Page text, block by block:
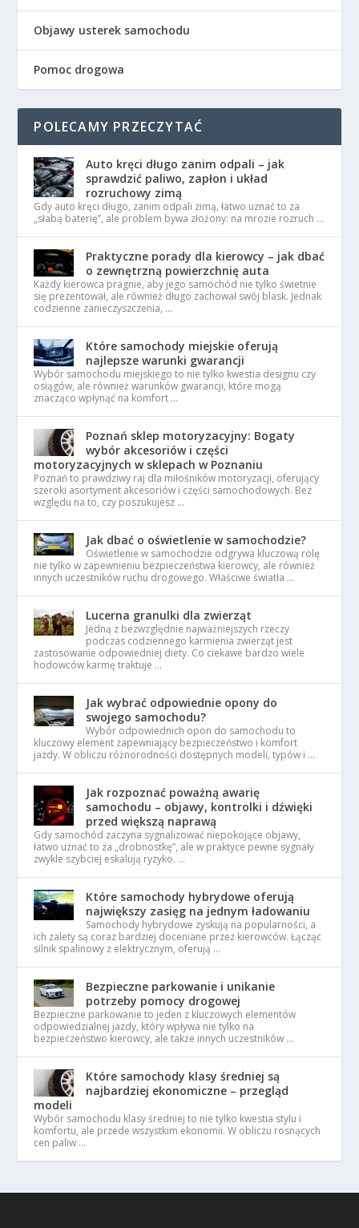
Objawy usterek samochodu
Pomoc drogowa
POLECAMY PRZECZYTAĆ
Auto kręci długo zanim odpali – jak
sprawdzić paliwo, zapłon i układ
rozruchowy zimą
Gdy auto kręci długo, zanim odpali zimą, łatwo uznać to za
„słabą baterię”, ale problem bywa złożony: na mrozie rozruch …
Praktyczne porady dla kierowcy – jak dbać
o zewnętrzną powierzchnię auta
Każdy kierowca pragnie, aby jego samochód nie tylko świetnie
się prezentował, ale również długo zachował swój blask. Jednak
codzienne zanieczyszczenia, …
Które samochody miejskie oferują
najlepsze warunki gwarancji
Wybór samochodu miejskiego to nie tylko kwestia designu czy
osiągów, ale również warunków gwarancji, które mogą
znacząco wpłynąć na komfort …
Poznań sklep motoryzacyjny: Bogaty
wybór akcesoriów i części
motoryzacyjnych w sklepach w Poznaniu
Poznań to prawdziwy raj dla miłośników motoryzacji, oferujący
szeroki asortyment akcesoriów i części samochodowych. Bez
względu na to, czy poszukujesz …
Jak dbać o oświetlenie w samochodzie?
Oświetlenie w samochodzie odgrywa kluczową rolę
nie tylko w zapewnieniu bezpieczeństwa kierowcy, ale również
innych uczestników ruchu drogowego. Właściwe światła …
Lucerna granulki dla zwierząt
Jedną z bezwzględnie najważniejszych rzeczy
podczas codziennego karmienia zwierząt jest
zastosowanie odpowiedniej diety. Co ciekawe bardzo wiele
hodowców karmę traktuje …
Jak wybrać odpowiednie opony do
swojego samochodu?
Wybór odpowiednich opon do samochodu to
kluczowy element zapewniający bezpieczeństwo i komfort
jazdy. W obliczu różnorodności dostępnych modeli, typów i …
Jak rozpoznać poważną awarię
samochodu – objawy, kontrolki i dźwięki
przed większą naprawą
Gdy samochód zaczyna sygnalizować niepokojące objawy,
łatwo uznać to za „drobnostkę”, ale w praktyce pewne sygnały
zwykle szybciej eskalują ryzyko. …
Które samochody hybrydowe oferują
największy zasięg na jednym ładowaniu
Samochody hybrydowe zyskują na popularności, a
ich zalety są coraz bardziej doceniane przez kierowców. Łącząc
silnik spalinowy z elektrycznym, oferują …
Bezpieczne parkowanie i unikanie
potrzeby pomocy drogowej
Bezpieczne parkowanie to jeden z kluczowych elementów
odpowiedzialnej jazdy, który wpływa nie tylko na
bezpieczeństwo kierowcy, ale także innych uczestników …
Które samochody klasy średniej są
najbardziej ekonomiczne – przegląd
modeli
Wybór samochodu klasy średniej to nie tylko kwestia stylu i
komfortu, ale przede wszystkim ekonomii. W obliczu rosnących
cen paliw …